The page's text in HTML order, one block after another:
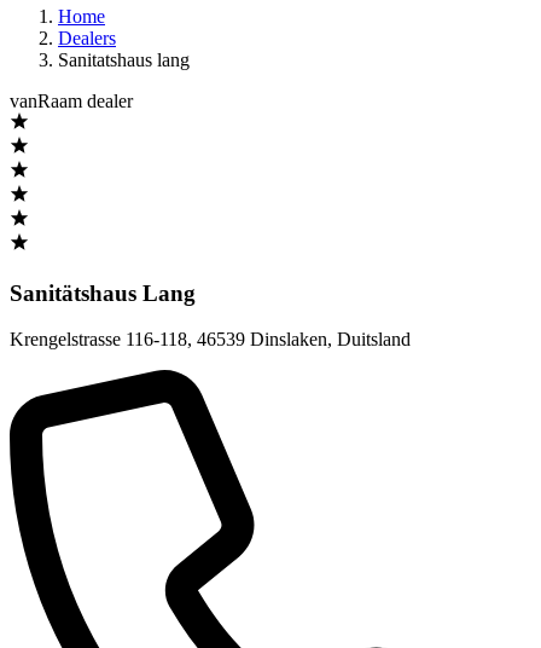
Home
Dealers
Sanitatshaus lang
vanRaam dealer
Sanitätshaus Lang
Krengelstrasse 116-118, 46539 Dinslaken, Duitsland